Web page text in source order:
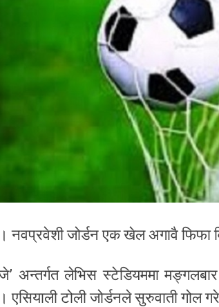
नवप्रवेशी जोर्डन एक खेल अगावै फिफा
अन्तर्गत लेभिस स्टेडियममा
एसियाली टोली जोर्डनले सुरुवाती गोल